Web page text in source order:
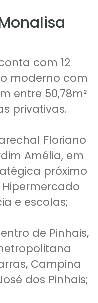
com 12
moderno com
entre 50,78m²
privativas.
Floriano
Amélia, em
próximo
e escolas;
de Pinhais,
Campina
dos Pinhais;